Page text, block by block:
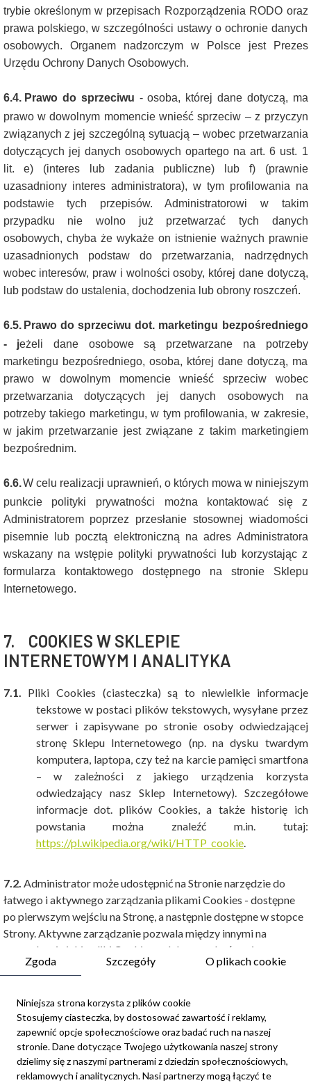
trybie określonym w przepisach Rozporządzenia RODO oraz
prawa polskiego, w szczególności ustawy o ochronie danych
osobowych. Organem nadzorczym w Polsce jest Prezes
Urzędu Ochrony Danych Osobowych.
6.4. Prawo do sprzeciwu - osoba, której dane dotyczą, ma
prawo w dowolnym momencie wnieść sprzeciw – z przyczyn
związanych z jej szczególną sytuacją – wobec przetwarzania
dotyczących jej danych osobowych opartego na art. 6 ust. 1
lit. e) (interes lub zadania publiczne) lub f) (prawnie
uzasadniony interes administratora), w tym profilowania na
podstawie tych przepisów. Administratorowi w takim
przypadku nie wolno już przetwarzać tych danych
osobowych, chyba że wykaże on istnienie ważnych prawnie
uzasadnionych podstaw do przetwarzania, nadrzędnych
wobec interesów, praw i wolności osoby, której dane dotyczą,
lub podstaw do ustalenia, dochodzenia lub obrony roszczeń.
6.5. Prawo do sprzeciwu dot. marketingu bezpośredniego
- jeżeli dane osobowe są przetwarzane na potrzeby
marketingu bezpośredniego, osoba, której dane dotyczą, ma
prawo w dowolnym momencie wnieść sprzeciw wobec
przetwarzania dotyczących jej danych osobowych na
potrzeby takiego marketingu, w tym profilowania, w zakresie,
w jakim przetwarzanie jest związane z takim marketingiem
bezpośrednim.
6.6.W celu realizacji uprawnień, o których mowa w niniejszym
punkcie polityki prywatności można kontaktować się z
Administratorem poprzez przesłanie stosownej wiadomości
pisemnie lub pocztą elektroniczną na adres Administratora
wskazany na wstępie polityki prywatności lub korzystając z
formularza kontaktowego dostępnego na stronie Sklepu
Internetowego.
7. COOKIES W SKLEPIE
INTERNETOWYM I ANALITYKA
7.1. Pliki Cookies (ciasteczka) są to niewielkie informacje
tekstowe w postaci plików tekstowych, wysyłane przez
serwer i zapisywane po stronie osoby odwiedzającej
stronę Sklepu Internetowego (np. na dysku twardym
komputera, laptopa, czy też na karcie pamięci smartfona
– w zależności z jakiego urządzenia korzysta
odwiedzający nasz Sklep Internetowy). Szczegółowe
informacje dot. plików Cookies, a także historię ich
powstania można znaleźć m.in. tutaj:
https://pl.wikipedia.org/wiki/HTTP_cookie.
7.2. Administrator może udostępnić na Stronie narzędzie do
łatwego i aktywnego zarządzania plikami Cookies - dostępne
po pierwszym wejściu na Stronę, a następnie dostępne w stopce
Strony. Aktywne zarządzanie pozwala między innymi na
sprawdzenie jakie pliki Cookies są lub mogą być zapisywane
podczas korzystania ze Strony, a także na wybór i późniejszą
odniesieniu do urządzenia i osoby odwiedzającej Stronę.
Rozpoczynając korzystanie ze Strony osoba odwiedzająca
zostanie poproszona o wybór ustawień dotyczących plików
Cookies. Możliwa jest późniejsza ich zmiana poprzez zmianę
ustawień w ramach tego narzędzia dostępnego na stronie.
Zgoda Szczegóły O plikach cookie
Niniejsza strona korzysta z plików cookie
Stosujemy ciasteczka, by dostosować zawartość i reklamy,
zapewnić opcje społecznościowe oraz badać ruch na naszej
stronie. Dane dotyczące Twojego użytkowania naszej strony
dzielimy się z naszymi partnerami z dziedzin społecznościowych,
reklamowych i analitycznych. Nasi partnerzy mogą łączyć te